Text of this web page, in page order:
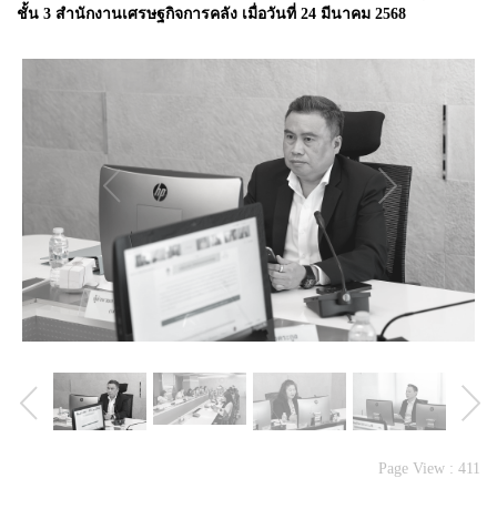
ชั้น 3 สำนักงานเศรษฐกิจการคลัง เมื่อวันที่ 24 มีนาคม 2568
Page View : 411